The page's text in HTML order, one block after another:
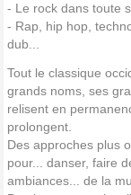
- Le rock dans toute
- Rap, hip hop,
dub...
Tout le classique
grands noms, ses
relisent en
prolongent.
Des approches plus
pour... danser, faire
ambiances... de la